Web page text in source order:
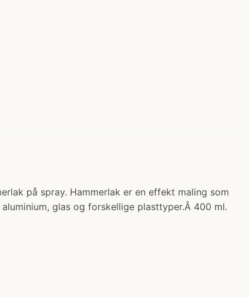
på spray. Hammerlak er en effekt maling som
glas og forskellige plasttyper.Â 400 ml.